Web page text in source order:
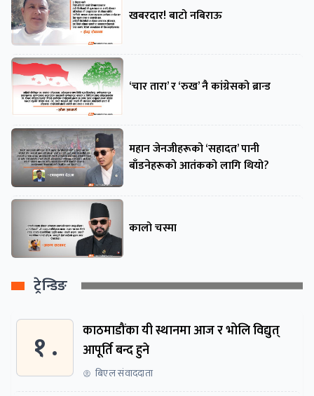
खबरदार! बाटो नबिराऊ
‘चार तारा’ र ‘रुख’ नै कांग्रेसको ब्रान्ड
महान जेनजीहरूको ‘सहादत’ पानी
बाँडनेहरूको आतंकको लागि थियो?
कालो चस्मा
ट्रेन्डिङ
१ .
काठमाडौंका यी स्थानमा आज र भोलि विद्युत्
आपूर्ति बन्द हुने
बिएल संवाददाता